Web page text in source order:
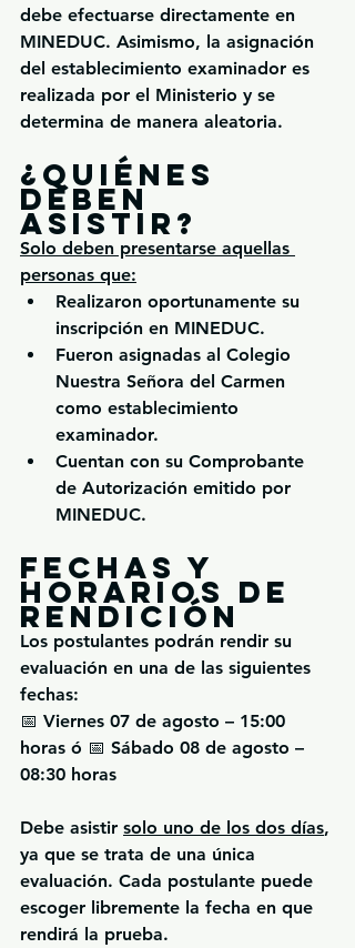
debe efectuarse directamente en
MINEDUC. Asimismo, la asignación
del establecimiento examinador es
realizada por el Ministerio y se
determina de manera aleatoria.
¿Quiénes
deben
asistir?
Solo deben presentarse aquellas
personas que:
Realizaron oportunamente su
inscripción en MINEDUC.
Fueron asignadas al Colegio
Nuestra Señora del Carmen
como establecimiento
examinador.
Cuentan con su Comprobante
de Autorización emitido por
MINEDUC.
Fechas y
horarios de
rendición
Los postulantes podrán rendir su
evaluación en una de las siguientes
fechas:
📅 Viernes 07 de agosto – 15:00
horas ó 📅 Sábado 08 de agosto –
08:30 horas
Debe asistir solo uno de los dos días,
ya que se trata de una única
evaluación. Cada postulante puede
escoger libremente la fecha en que
rendirá la prueba.